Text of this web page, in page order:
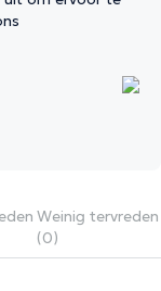
Weinig tervreden
(0)